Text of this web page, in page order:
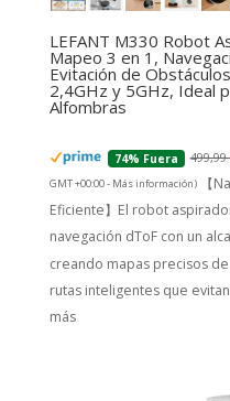
LEFANT M330 Robot
Mapeo 3 en 1,
Evitación de
2,4GHz y 5GHz, Ideal
Alfombras
74% Fuera 499,99
GMT +00:00 - Más información)
【
Eficiente】El robot
navegación dToF con un
creando mapas precisos
rutas inteligentes que
más